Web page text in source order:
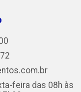
feira das 08h às